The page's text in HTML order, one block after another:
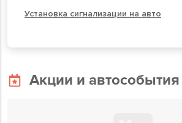
Установка сигнализации на авто
Акции и автособытия